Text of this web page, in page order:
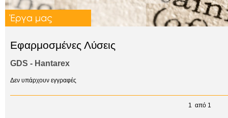
Εφαρμοσμένες Λύσεις
GDS - Hantarex
Δεν υπάρχουν εγγραφές
1 από 1